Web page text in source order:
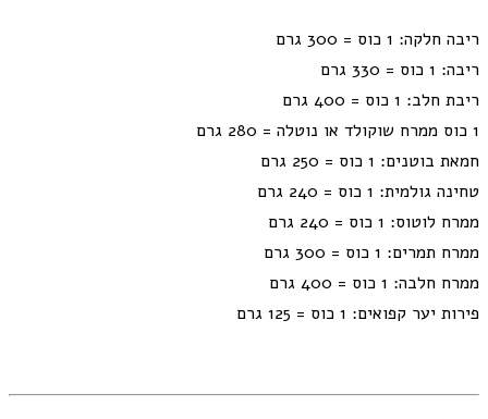
ריבה חלקה: 1 כוס = 300 גרם
ריבה: 1 כוס = 330 גרם
ריבת חלב: 1 כוס = 400 גרם
1 כוס ממרח שוקולד או נוטלה = 280 גרם
חמאת בוטנים: 1 כוס = 250 גרם
טחינה גולמית: 1 כוס = 240 גרם
ממרח לוטוס: 1 כוס = 240 גרם
ממרח תמרים: 1 כוס = 300 גרם
ממרח חלבה: 1 כוס = 400 גרם
פירות יער קפואים: 1 כוס = 125 גרם